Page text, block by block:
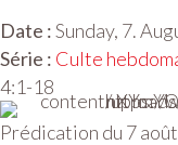
Date :Sunday, 7.
Série : Culte
4:1-18
Prédication du 7